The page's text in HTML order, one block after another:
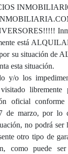
está
su situación de
esta situación.
y/o los
libremente
oficial
de marzo, por lo
no podrá ser
otro tipo de
como puede